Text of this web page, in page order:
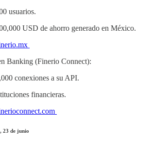
usuarios.
USD de ahorro generado en México.
Banking (Finerio Connect):
conexiones a su API.
financieras.
23 de junio